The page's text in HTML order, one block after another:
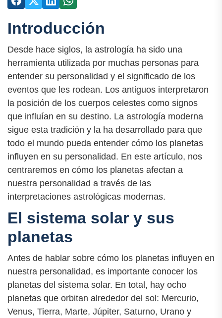
Introducción
Desde hace siglos, la astrología ha sido una
herramienta utilizada por muchas personas para
entender su personalidad y el significado de los
eventos que les rodean. Los antiguos interpretaron
la posición de los cuerpos celestes como signos
que influían en su destino. La astrología moderna
sigue esta tradición y la ha desarrollado para que
todo el mundo pueda entender cómo los planetas
influyen en su personalidad. En este artículo, nos
centraremos en cómo los planetas afectan a
nuestra personalidad a través de las
interpretaciones astrológicas modernas.
El sistema solar y sus
planetas
Antes de hablar sobre cómo los planetas influyen en
nuestra personalidad, es importante conocer los
planetas del sistema solar. En total, hay ocho
planetas que orbitan alrededor del sol: Mercurio,
Venus, Tierra, Marte, Júpiter, Saturno, Urano y